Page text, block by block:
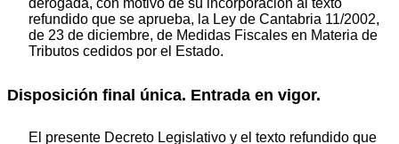
derogada, con motivo de su incorporación al texto
refundido que se aprueba, la Ley de Cantabria 11/2002,
de 23 de diciembre, de Medidas Fiscales en Materia de
Tributos cedidos por el Estado.
Disposición final única. Entrada en vigor.
El presente Decreto Legislativo y el texto refundido que